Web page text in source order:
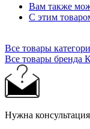
Вам также
С этим
Все товары
Все товары бренда
Нужна